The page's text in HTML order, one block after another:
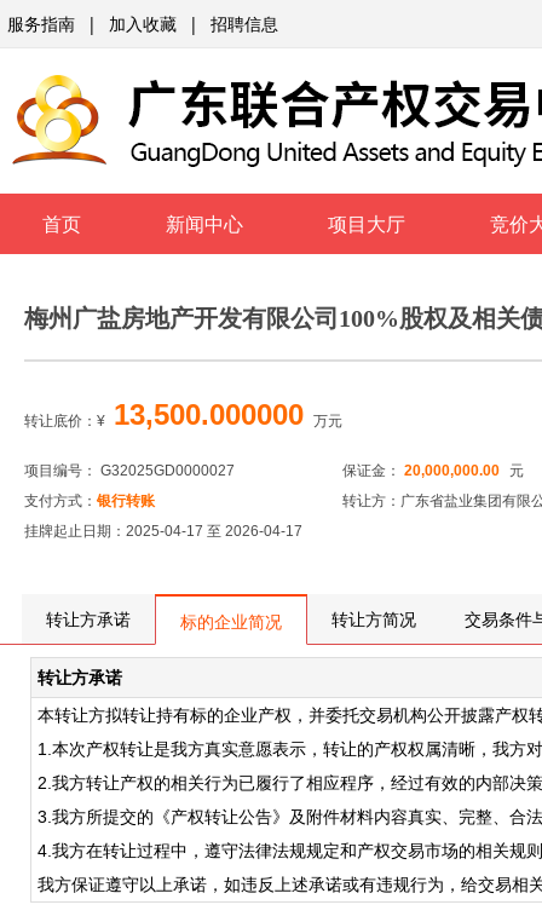
服务指南 | 加入收藏 | 招聘信息
首页 新闻中心 项目大厅 竞价
梅州广盐房地产开发有限公司100%股权及相关
转让底价： ¥ 13,500.000000 万元
项目编号： G32025GD0000027 保证金： 20,000,000.00
元
支付方式： 银行转账
转让方：广东省盐业集团有限
挂牌起止日期：2025-04-17 至 2026-04-17
转让方承诺 标的企业简况 转让方简况 交易条件
转让方承诺
本转让方拟转让持有标的企业产权，并委托交易机构公开披露产
1.本次产权转让是我方真实意愿表示，转让的产权权属清晰，我方
2.我方转让产权的相关行为已履行了相应程序，经过有效的内部决
3.我方所提交的《产权转让公告》及附件材料内容真实、完整、合
4.我方在转让过程中，遵守法律法规规定和产权交易市场的相关规
我方保证遵守以上承诺，如违反上述承诺或有违规行为，给交易